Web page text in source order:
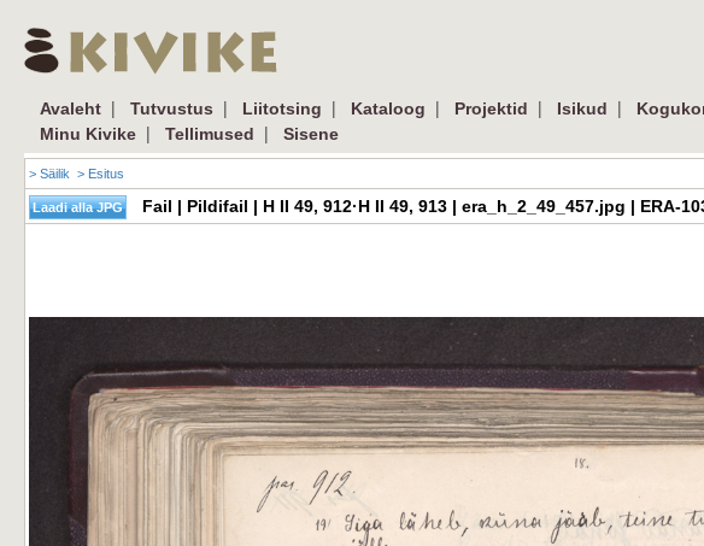
Avaleht | Tutvustus | Liitotsing | Kataloog | Projektid | Isikud |
Minu Kivike | Tellimused | Sisene
> Säilik > Esitus
Fail | Pildifail | H II 49, 912·H II 49, 913 | era_h_2_49_457.jpg | ERA-